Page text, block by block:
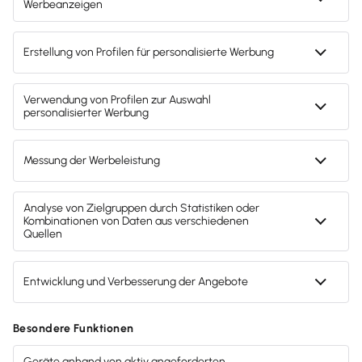
Zahlungsarten
Gendergerechte Sprache
Privatsphäre-Einstellungen
Inhalte melden
Datenschutz
AGB
Lieferketten